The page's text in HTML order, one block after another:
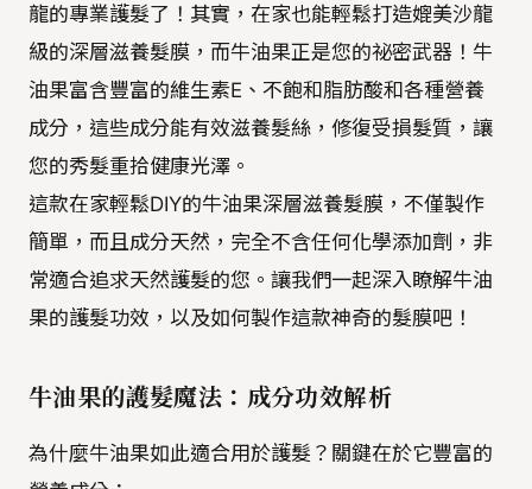
龍的專業護髮了！其實，在家也能輕鬆打造媲美沙龍
級的深層滋養髮膜，而牛油果正是您的祕密武器！牛
油果富含豐富的維生素E、不飽和脂肪酸和各種營養
成分，這些成分能有效滋養髮絲，修復受損髮質，讓
您的秀髮重拾健康光澤。
這款在家輕鬆DIY的牛油果深層滋養髮膜，不僅製作
簡單，而且成分天然，完全不含任何化學添加劑，非
常適合追求天然護髮的您。讓我們一起深入瞭解牛油
果的護髮功效，以及如何製作這款神奇的髮膜吧！
牛油果的護髮魔法：成分功效解析
為什麼牛油果如此適合用於護髮？關鍵在於它豐富的